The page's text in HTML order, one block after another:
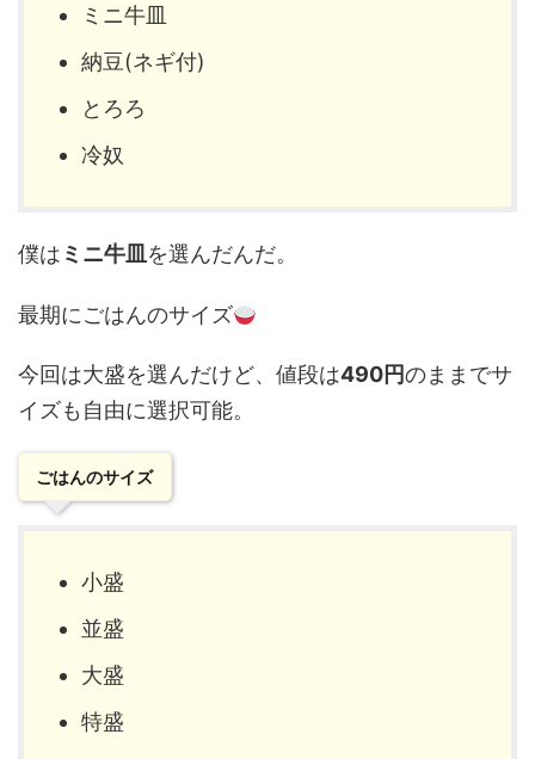
ミニ牛皿
納豆(ネギ付)
とろろ
冷奴
僕は ミニ牛皿を選んだんだ。
最期にごはんのサイズ
今回は大盛を選んだけど、値段は490円のままでサ
イズも自由に選択可能。
ごはんのサイズ
小盛
並盛
大盛
特盛